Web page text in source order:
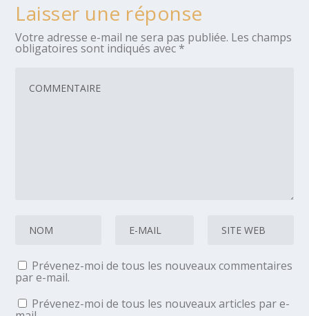
Laisser une réponse
Votre adresse e-mail ne sera pas publiée. Les champs
obligatoires sont indiqués avec *
Prévenez-moi de tous les nouveaux commentaires
par e-mail.
Prévenez-moi de tous les nouveaux articles par e-